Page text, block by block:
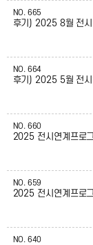
NO. 665
후기) 2025 8월 전시
NO. 664
후기) 2025 5월 전시
NO. 660
NO. 659
2025 전시연계프로
NO. 640